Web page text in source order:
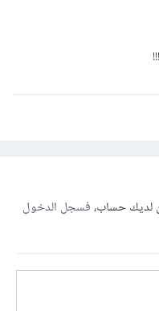
لديك حساب،فسجل الدخول